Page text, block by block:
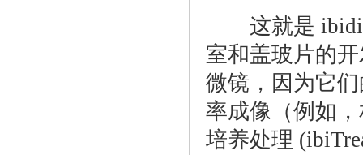
这就是 ibidi
室和盖玻片的
微镜，因为它
率成像（例如
培养处理